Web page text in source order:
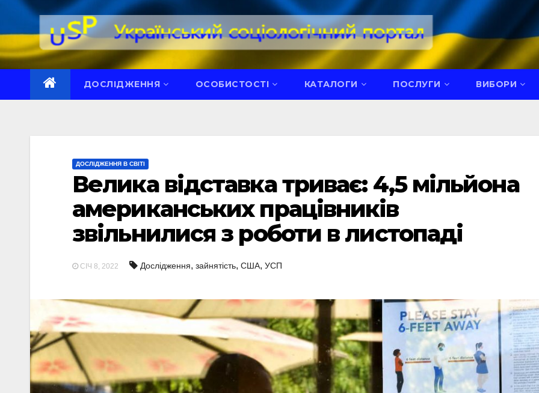
Перейти
вмісту
ДОСЛІДЖЕННЯ ОСОБИСТОСТІ КАТАЛОГИ ПОСЛУГИ ВИБОРИ
ДОСЛІДЖЕННЯ В СВІТІ
Велика відставка триває: 4,5 мільйона
американських працівників
звільнилися з роботи в листопаді
СІЧ 8, 2022 Дослідження, зайнятість, США, УСП